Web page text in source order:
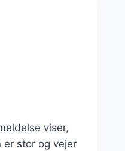
viser,
er stor og vejer